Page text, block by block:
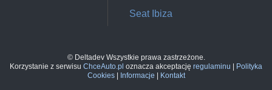
Seat Ibiza
© Deltadev Wszystkie prawa zastrzeżone.
Korzystanie z serwisu ChceAuto.pl oznacza akceptację regulaminu
Polityka
Cookies| Informacje Kontakt